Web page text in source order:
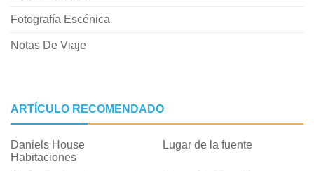
Fotografía Escénica
Notas De Viaje
ARTÍCULO RECOMENDADO
Daniels House
Habitaciones
Lugar de la fuente